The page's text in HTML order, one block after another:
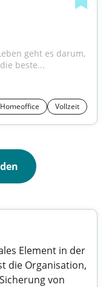
geht es darum,
beste...
Homeoffice Vollzeit
Element in der
die Organisation,
von